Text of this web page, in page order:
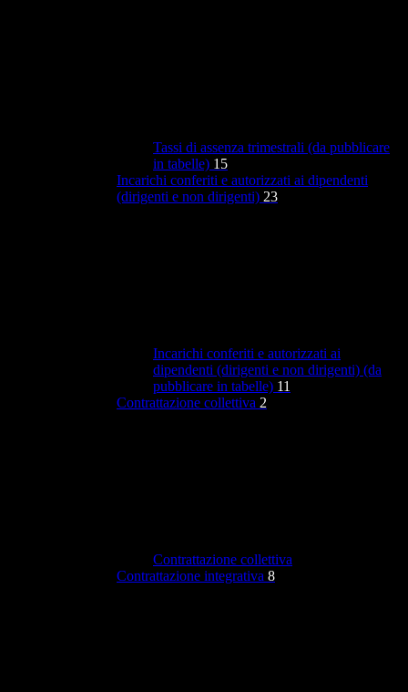
Tassi di assenza trimestrali (da pubblicare
in tabelle) 15
Incarichi conferiti e autorizzati ai dipendenti
(dirigenti e non dirigenti) 23
Incarichi conferiti e autorizzati ai
dipendenti (dirigenti e non dirigenti) (da
pubblicare in tabelle) 11
Contrattazione collettiva 2
Contrattazione collettiva
Contrattazione integrativa 8